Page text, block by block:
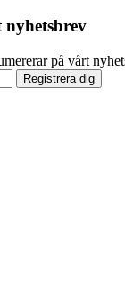
nyhetsbrev
på vårt
Registrera dig